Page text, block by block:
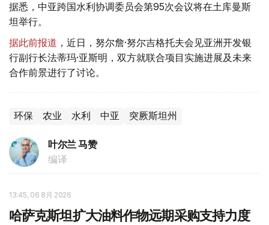
据悉，中亚跨国水利协调委员会第95次会议将在土库曼斯
坦举行。
据此前报道 ，近日，努尔詹·努尔吉格托夫会见亚洲开发银
行副行长法蒂玛·亚斯明，双方就联合项目实施进展及未来
合作前景进行了讨论。
环保 农业 水利 中亚 突厥斯坦州
叶尔兰 马赞
编译
13:45, 06 8月 2026
哈萨克斯坦扩大油料作物远期采购支持力度